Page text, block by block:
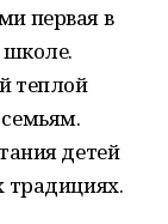
первая в
школе.
теплой
детей
традициях.